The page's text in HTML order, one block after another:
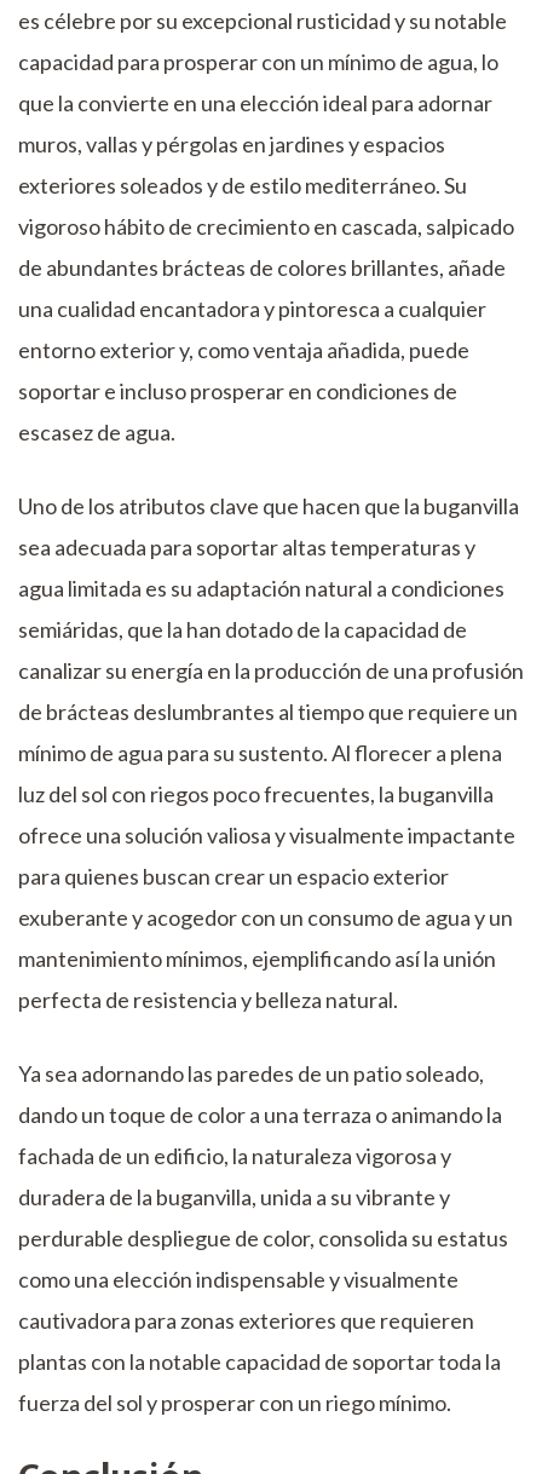
es célebre por su excepcional rusticidad y su notable
capacidad para prosperar con un mínimo de agua, lo
que la convierte en una elección ideal para adornar
muros, vallas y pérgolas en jardines y espacios
exteriores soleados y de estilo mediterráneo. Su
vigoroso hábito de crecimiento en cascada, salpicado
de abundantes brácteas de colores brillantes, añade
una cualidad encantadora y pintoresca a cualquier
entorno exterior y, como ventaja añadida, puede
soportar e incluso prosperar en condiciones de
escasez de agua.
Uno de los atributos clave que hacen que la buganvilla
sea adecuada para soportar altas temperaturas y
agua limitada es su adaptación natural a condiciones
semiáridas, que la han dotado de la capacidad de
canalizar su energía en la producción de una profusión
de brácteas deslumbrantes al tiempo que requiere un
mínimo de agua para su sustento. Al florecer a plena
luz del sol con riegos poco frecuentes, la buganvilla
ofrece una solución valiosa y visualmente impactante
para quienes buscan crear un espacio exterior
exuberante y acogedor con un consumo de agua y un
mantenimiento mínimos, ejemplificando así la unión
perfecta de resistencia y belleza natural.
Ya sea adornando las paredes de un patio soleado,
dando un toque de color a una terraza o animando la
fachada de un edificio, la naturaleza vigorosa y
duradera de la buganvilla, unida a su vibrante y
perdurable despliegue de color, consolida su estatus
como una elección indispensable y visualmente
cautivadora para zonas exteriores que requieren
plantas con la notable capacidad de soportar toda la
fuerza del sol y prosperar con un riego mínimo.